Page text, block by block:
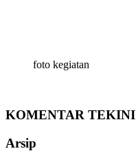
foto kegiatan
KOMENTAR TEKINI
Arsip